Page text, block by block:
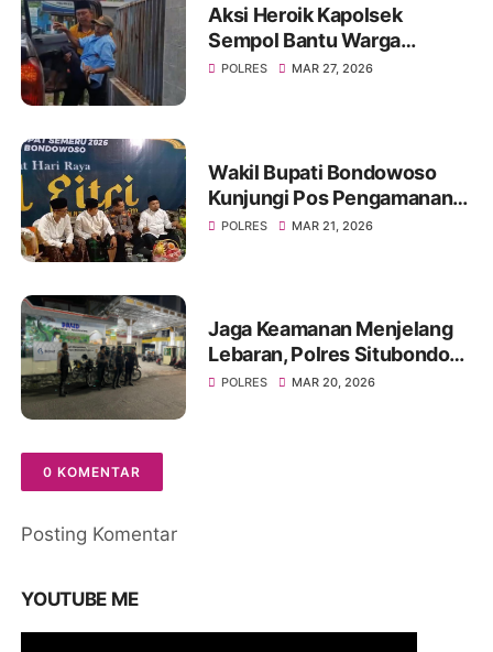
Aksi Heroik Kapolsek
Sempol Bantu Warga
Kecelakaan Saat Akan
POLRES MAR 27, 2026
Wakil Bupati Bondowoso
Kunjungi Pos Pengamanan
Lebaran 2026
POLRES MAR 21, 2026
Jaga Keamanan Menjelang
Lebaran, Polres Situbondo
Intensifkan Patroli Sisir
POLRES MAR 20, 2026
0 KOMENTAR
Posting Komentar
YOUTUBE ME